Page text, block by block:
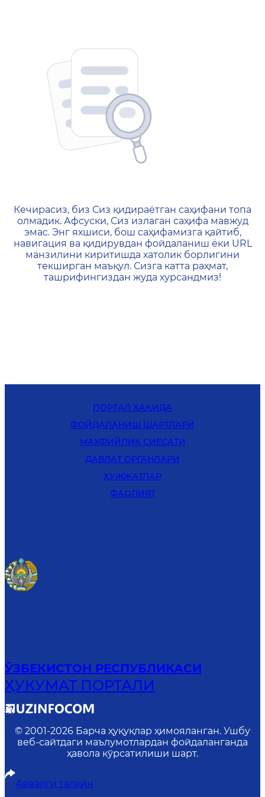
404 — Страница не
Кечирасиз, биз Сиз қидираётган саҳифани топа
олмадик. Афсуски, Сиз излаган саҳифа мавжуд
эмас. Энг яхшиси, бош саҳифамизга қайтиб,
навигация ва қидирувдан фойдаланиш ёки URL
манзилини киритишда хатолик борлигини
текширган маъқул. Сизга катта раҳмат,
ташрифингиздан жуда хурсандмиз!
ПОРТАЛ ҲАҚИДА
ФОЙДАЛАНИШ ШАРТЛАРИ
MАХФИЙЛИК СИЁСАТИ
ДАВЛАТ ОРГАНЛАРИ
ҲУЖЖАТЛАР
ФАОЛИЯТ
ЎЗБЕКИСТОН РЕСПУБЛИКАСИ
ҲУКУМАТ ПОРТАЛИ
© 2001-2026 Барча ҳуқуқлар ҳимояланган. Ушбу
веб-сайтдаги маълумотлардан фойдаланганда
ҳавола кўрсатилиши шарт.
Аввалги талқин